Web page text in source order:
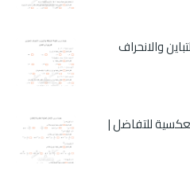
والانحراف
للتفاضل |